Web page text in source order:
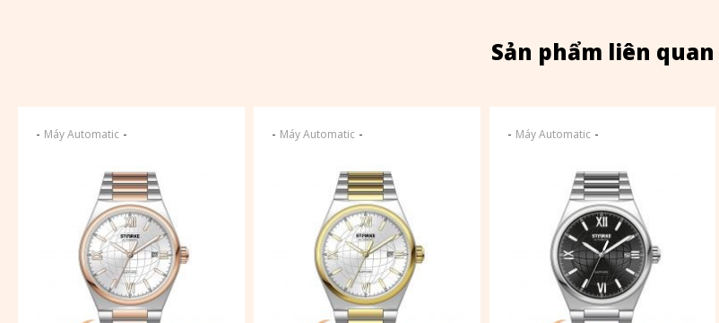
Sản phẩm liên quan
- Máy Automatic - - Máy Automatic- - Máy Automatic-